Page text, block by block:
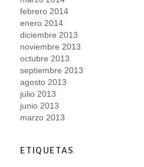
febrero 2014
enero 2014
diciembre 2013
noviembre 2013
octubre 2013
septiembre 2013
agosto 2013
julio 2013
junio 2013
marzo 2013
ETIQUETAS